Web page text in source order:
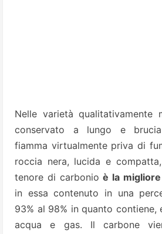
Nelle varietà qualitativamente
conservato a lungo e
fiamma virtualmente priva di
roccia nera, lucida e
tenore di carbonioè la migliore
in essa contenuto in una
93% al 98% in quanto
acqua e gas. Il carbone